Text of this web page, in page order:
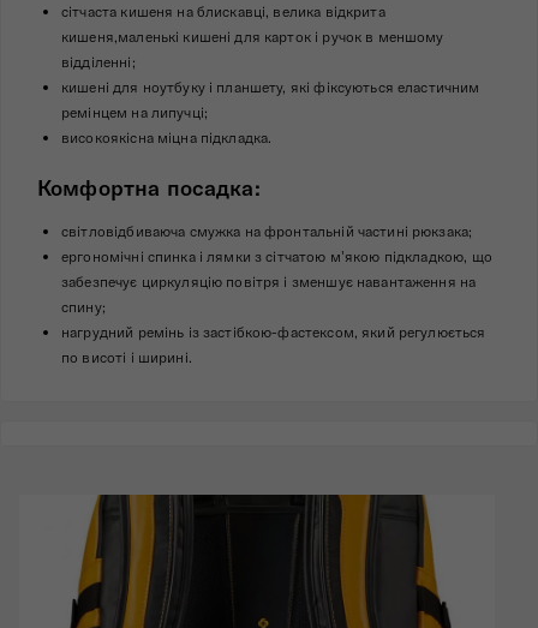
сітчаста кишеня на блискавці, велика відкрита
кишеня,маленькі кишені для карток і ручок в меншому
відділенні;
кишені для ноутбуку і планшету, які фіксуються еластичним
ремінцем на липучці;
високоякісна міцна підкладка.
Комфортна посадка:
світловідбиваюча смужка на фронтальній частині рюкзака;
ергономічні спинка і лямки з сітчатою м'якою підкладкою, що
забезпечує циркуляцію повітря і зменшує навантаження на
спину;
нагрудний ремінь із застібкою-фастексом, який регулюється
по висоті і ширині.